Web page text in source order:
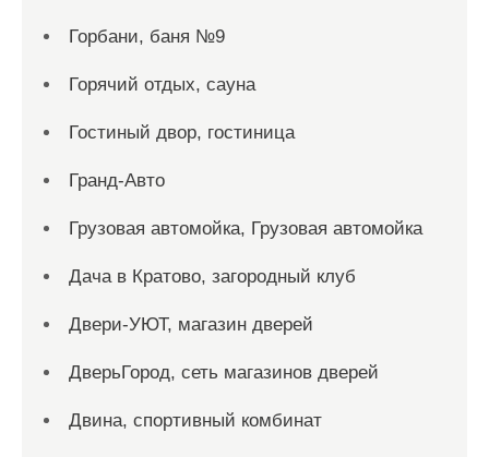
Горбани, баня №9
Горячий отдых, сауна
Гостиный двор, гостиница
Гранд-Авто
Грузовая автомойка, Грузовая автомойка
Дача в Кратово, загородный клуб
Двери-УЮТ, магазин дверей
ДверьГород, сеть магазинов дверей
Двина, спортивный комбинат